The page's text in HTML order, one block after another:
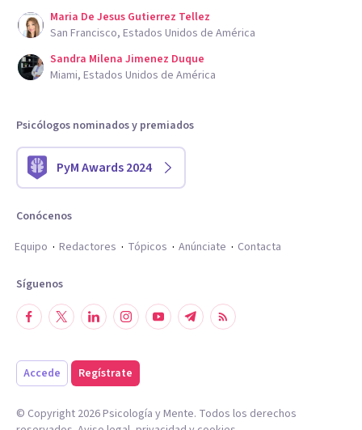
Maria De Jesus Gutierrez Tellez
San Francisco, Estados Unidos de América
Sandra Milena Jimenez Duque
Miami, Estados Unidos de América
Psicólogos nominados y premiados
PyM Awards 2024
Conócenos
Equipo
Redactores Tópicos Anúnciate Contacta
Síguenos
Accede Regístrate
© Copyright 2026Psicología y Mente. Todos los derechos